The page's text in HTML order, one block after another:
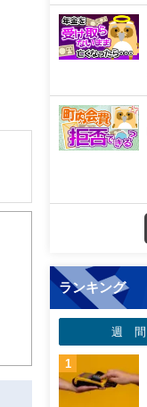
き
ランキング
週 間